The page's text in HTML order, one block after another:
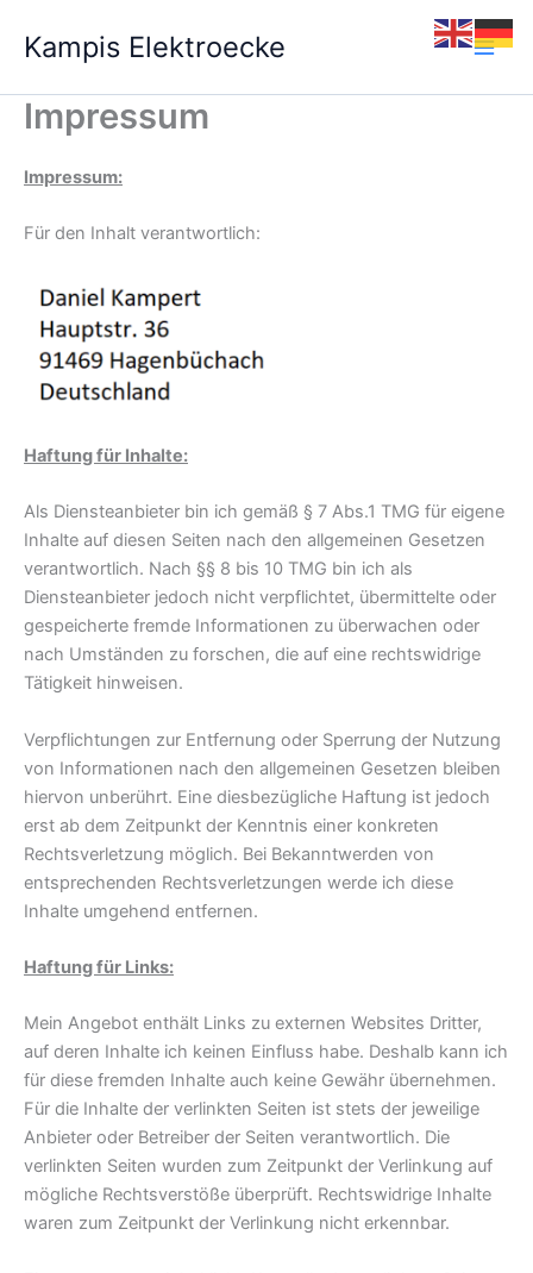
InhaltKampis Elektroecke
Impressum
Impressum:
Für den Inhalt verantwortlich:
Haftung für Inhalte:
Als Diensteanbieter bin ich gemäß § 7 Abs.1 TMG für eigene
Inhalte auf diesen Seiten nach den allgemeinen Gesetzen
verantwortlich. Nach §§ 8 bis 10 TMG bin ich als
Diensteanbieter jedoch nicht verpflichtet, übermittelte oder
gespeicherte fremde Informationen zu überwachen oder
nach Umständen zu forschen, die auf eine rechtswidrige
Tätigkeit hinweisen.
Verpflichtungen zur Entfernung oder Sperrung der Nutzung
von Informationen nach den allgemeinen Gesetzen bleiben
hiervon unberührt. Eine diesbezügliche Haftung ist jedoch
erst ab dem Zeitpunkt der Kenntnis einer konkreten
Rechtsverletzung möglich. Bei Bekanntwerden von
entsprechenden Rechtsverletzungen werde ich diese
Inhalte umgehend entfernen.
Haftung für Links:
Mein Angebot enthält Links zu externen Websites Dritter,
auf deren Inhalte ich keinen Einfluss habe. Deshalb kann ich
für diese fremden Inhalte auch keine Gewähr übernehmen.
Für die Inhalte der verlinkten Seiten ist stets der jeweilige
Anbieter oder Betreiber der Seiten verantwortlich. Die
verlinkten Seiten wurden zum Zeitpunkt der Verlinkung auf
mögliche Rechtsverstöße überprüft. Rechtswidrige Inhalte
waren zum Zeitpunkt der Verlinkung nicht erkennbar.